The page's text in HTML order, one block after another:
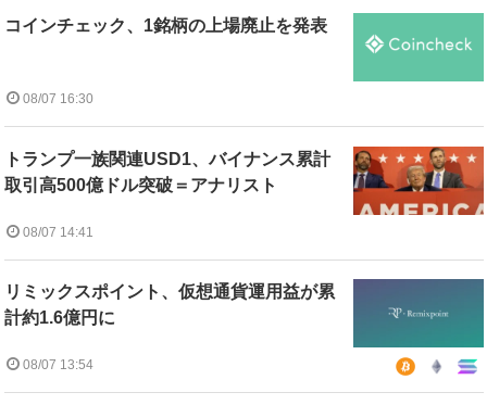
コインチェック、1銘柄の上場廃止を発表
08/07 16:30
トランプ一族関連USD1、バイナンス累計
取引高500億ドル突破＝アナリスト
08/07 14:41
リミックスポイント、仮想通貨運用益が累
計約1.6億円に
08/07 13:54